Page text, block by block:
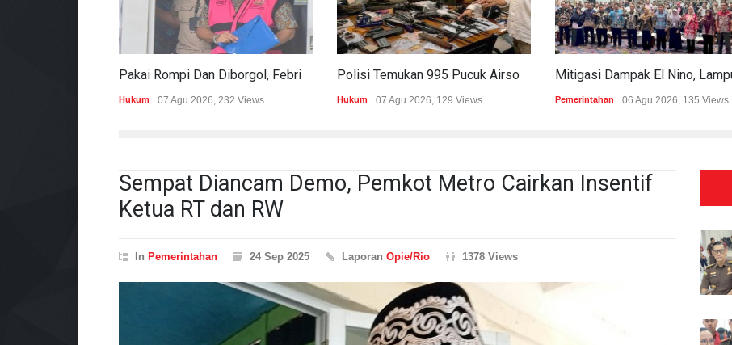
Hukum 07 Agu 2026, 232 Views Hukum 07 Agu 2026, 129 Views Pemerintahan 06 Agu 2026, 135 Views
Sempat Diancam Demo, Pemkot Metro Cairkan Insentif
Ketua RT dan RW
In Pemerintahan 24 Sep 2025 Laporan Opie/Rio 1378 Views